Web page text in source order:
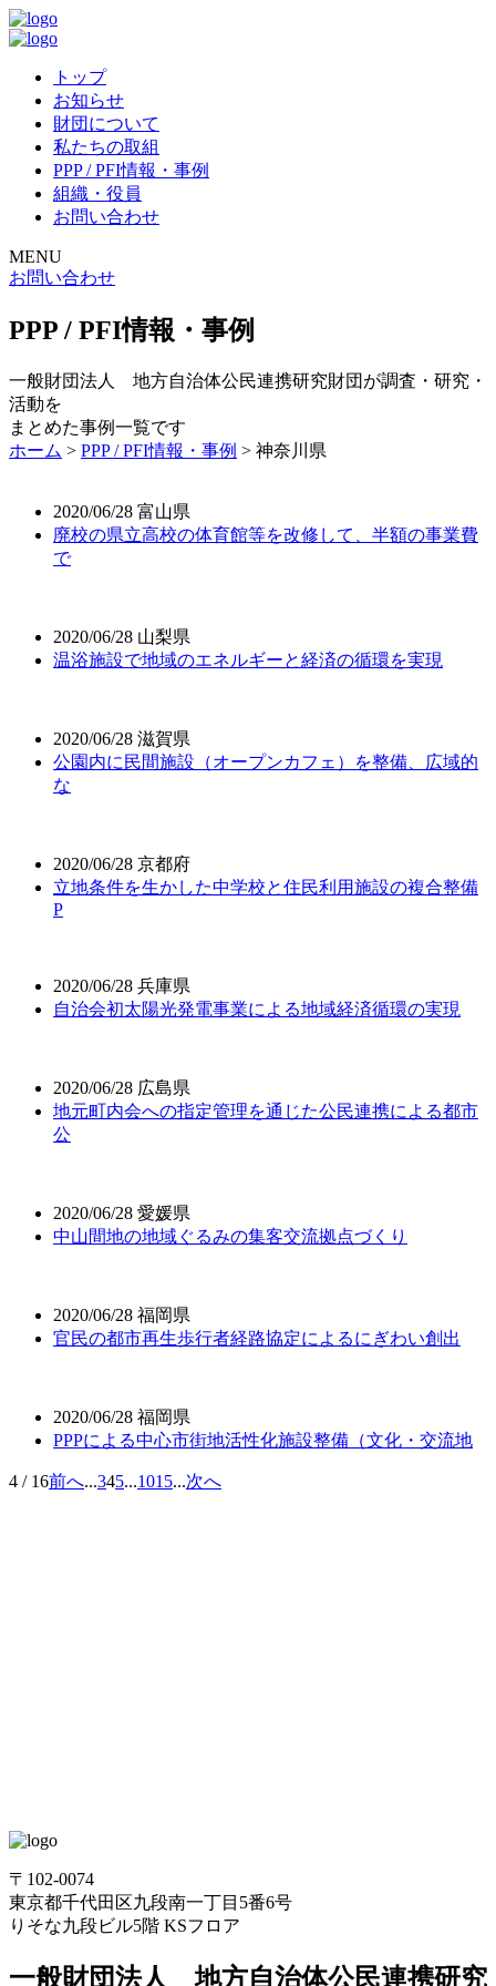
トップ
お知らせ
財団について
私たちの取組
PPP / PFI情報・事例
組織・役員
お問い合わせ
MENU
お問い合わせ
PPP / PFI情報・事例
一般財団法人 地方自治体公民連携研究財団が調査・研究・
活動を
まとめた事例一覧です
ホーム > PPP / PFI情報・事例 > 神奈川県
2020/06/28 富山県
廃校の県立高校の体育館等を改修して、半額の事業費
で
2020/06/28 山梨県
温浴施設で地域のエネルギーと経済の循環を実現
2020/06/28 滋賀県
公園内に民間施設（オープンカフェ）を整備、広域的
な
2020/06/28 京都府
立地条件を生かした中学校と住民利用施設の複合整備
P
2020/06/28 兵庫県
自治会初太陽光発電事業による地域経済循環の実現
2020/06/28 広島県
地元町内会への指定管理を通じた公民連携による都市
公
2020/06/28 愛媛県
中山間地の地域ぐるみの集客交流拠点づくり
2020/06/28 福岡県
官民の都市再生歩行者経路協定によるにぎわい創出
2020/06/28 福岡県
PPPによる中心市街地活性化施設整備（文化・交流地
4 / 16前へ...345...1015...次へ
〒102-0074
東京都千代田区九段南一丁目5番6号
りそな九段ビル5階 KSフロア
一般財団法人 地方自治体公民連携研究